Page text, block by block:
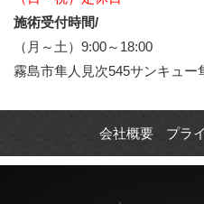
施術受付時間/
（月～土）9:00～18:00
霧島市隼人見次545サンキュー
会社概要 プラ